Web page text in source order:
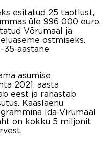
esitatud 25 taotlust,
üle 996 000 euro.
Võrumaal ja
ostmiseks.
aastane
asumise
2021. aasta
eest ja rahastab
Kaaslaenu
Ida-Virumaal
on kokku 5 miljonit